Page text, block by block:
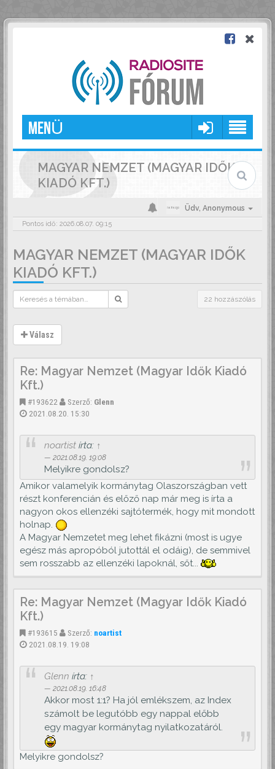
MENÜ
MAGYAR NEMZET (MAGYAR IDŐK
KIADÓ KFT.)
Üdv, Anonymous
Pontos idő: 2026.08.07. 09:15
MAGYAR NEMZET (MAGYAR IDŐK
KIADÓ KFT.)
22 hozzászólás
Válasz
Re: Magyar Nemzet (Magyar Idők Kiadó
Kft.)
#193622 Szerző: Glenn
2021.08.20. 15:30
noartistírta: ↑
2021.08.19. 19:08
Melyikre gondolsz?
Amikor valamelyik kormánytag Olaszországban vett
részt konferencián és előző nap már meg is írta a
nagyon okos ellenzéki sajtótermék, hogy mit mondott
holnap.
A Magyar Nemzetet meg lehet fikázni (most is ugye
egész más apropóból jutottál el odáig), de semmivel
sem rosszabb az ellenzéki lapoknál, sőt...
Re: Magyar Nemzet (Magyar Idők Kiadó
Kft.)
#193615 Szerző: noartist
2021.08.19. 19:08
Glenn írta: ↑
2021.08.19. 16:48
Akkor most 1:1? Ha jól emlékszem, az Index
számolt be legutóbb egy nappal előbb
egy magyar kormánytag nyilatkozatáról.
Melyikre gondolsz?